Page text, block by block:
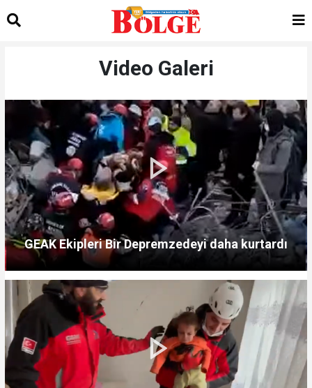
Video Galeri
GEAK Ekipleri Bir Depremzedeyi daha kurtardı